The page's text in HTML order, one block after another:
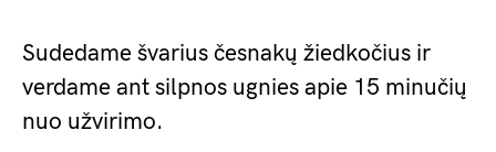
Sudedame švarius česnakų žiedkočius ir
verdame ant silpnos ugnies apie 15 minučių
nuo užvirimo.